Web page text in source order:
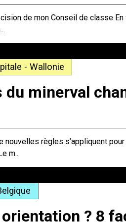
de mon Conseil de classe En
- Wallonie
du minerval
nouvelles règles s’appliquent
m...
? 8